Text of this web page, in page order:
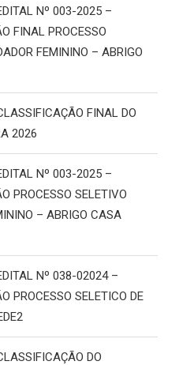
Nº 003-2025 –
FINAL PROCESSO
FEMININO – ABRIGO
FINAL DO
2026
Nº 003-2025 –
PROCESSO SELETIVO
– ABRIGO CASA
Nº 038-02024 –
PROCESSO SELETICO DE
DO